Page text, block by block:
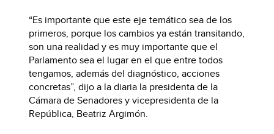
“Es importante que este eje temático sea de los
primeros, porque los cambios ya están transitando,
son una realidad y es muy importante que el
Parlamento sea el lugar en el que entre todos
tengamos, además del diagnóstico, acciones
concretas”, dijo a la diaria la presidenta de la
Cámara de Senadores y vicepresidenta de la
República, Beatriz Argimón.